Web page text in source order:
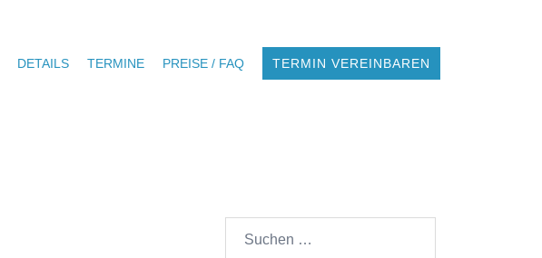
DETAILS TERMINE PREISE / FAQ TERMIN VEREINBAREN